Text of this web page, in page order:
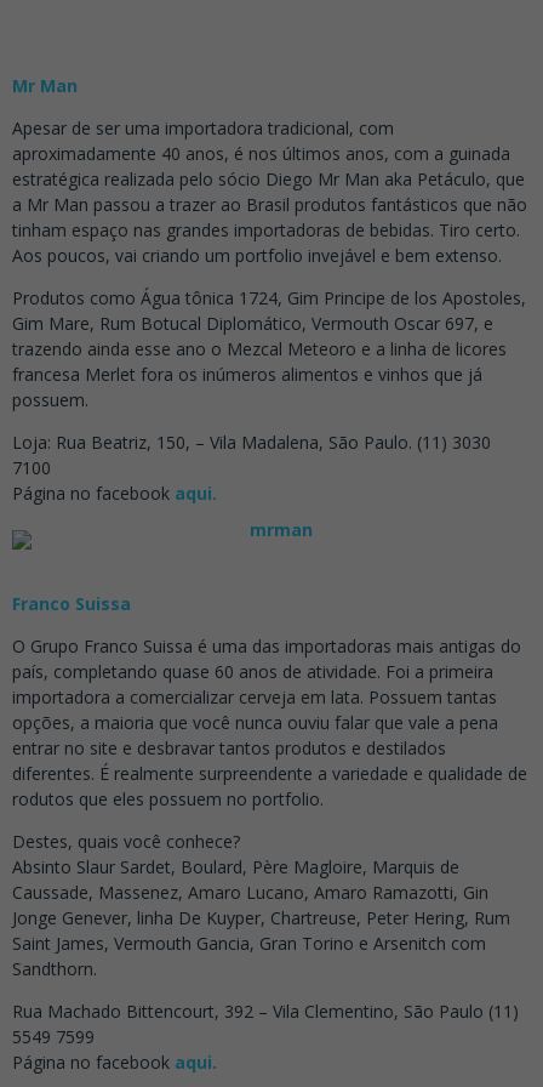
Mr Man
Apesar de ser uma importadora tradicional, com
aproximadamente 40 anos, é nos últimos anos, com a guinada
estratégica realizada pelo sócio Diego Mr Man aka Petáculo, que
a Mr Man passou a trazer ao Brasil produtos fantásticos que não
tinham espaço nas grandes importadoras de bebidas. Tiro certo.
Aos poucos, vai criando um portfolio invejável e bem extenso.
Produtos como Água tônica 1724, Gim Principe de los Apostoles,
Gim Mare, Rum Botucal Diplomático, Vermouth Oscar 697, e
trazendo ainda esse ano o Mezcal Meteoro e a linha de licores
francesa Merlet fora os inúmeros alimentos e vinhos que já
possuem.
Loja: Rua Beatriz, 150, – Vila Madalena, São Paulo. (11) 3030
7100
Página no facebook aqui.
Franco Suissa
O Grupo Franco Suissa é uma das importadoras mais antigas do
país, completando quase 60 anos de atividade. Foi a primeira
importadora a comercializar cerveja em lata. Possuem tantas
opções, a maioria que você nunca ouviu falar que vale a pena
entrar no site e desbravar tantos produtos e destilados
diferentes. É realmente surpreendente a variedade e qualidade de
rodutos que eles possuem no portfolio.
Destes, quais você conhece?
Absinto Slaur Sardet, Boulard, Père Magloire, Marquis de
Caussade, Massenez, Amaro Lucano, Amaro Ramazotti, Gin
Jonge Genever, linha De Kuyper, Chartreuse, Peter Hering, Rum
Saint James, Vermouth Gancia, Gran Torino e Arsenitch com
Sandthorn.
Rua Machado Bittencourt, 392 – Vila Clementino, São Paulo (11)
5549 7599
Página no facebook aqui.